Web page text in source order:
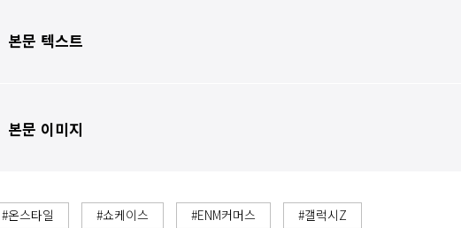
본문 텍스트
본문 이미지
#온스타일 #쇼케이스 #ENM커머스 #갤럭시Z